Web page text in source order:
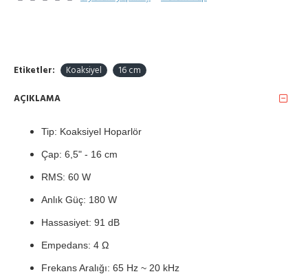
Etiketler: Koaksiyel 16 cm
AÇIKLAMA
Tip: Koaksiyel Hoparlör
Çap: 6,5" - 16 cm
RMS: 60 W
Anlık Güç: 180 W
Hassasiyet: 91 dB
Empedans: 4 Ω
Frekans Aralığı: 65 Hz ~ 20 kHz